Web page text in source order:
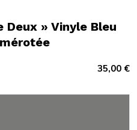
Deux » Vinyle Bleu
35,00 €